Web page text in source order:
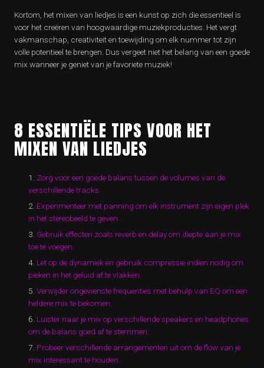
Kortom, het mixen van liedjes is een kunst op zich die essentieel is
voor het creëren van hoogwaardige muziekproducties. Het vergt
vakmanschap, creativiteit en toewijding om elk nummer tot zijn
volle potentieel te brengen. Dus vergeet niet het belang van een goede
mix wanneer je geniet van je favoriete muziek!
8 ESSENTIËLE TIPS VOOR HET
MIXEN VAN LIEDJES
Zorg voor een goede balans tussen de volumes van de
verschillende tracks.
Experimenteer met panning om elk instrument zijn eigen plek
in het stereobeeld te geven.
Gebruik effecten zoals reverb en delay om diepte aan je mix
toe te voegen.
Let op de dynamiek en gebruik compressie indien nodig om
pieken in het geluid af te vlakken.
Verwijder ongewenste frequenties met behulp van EQ om een
heldere mix te bekomen.
Luister naar je mix op verschillende speakers en headphones
om de balans goed af te stemmen.
Probeer verschillende arrangementen uit om de flow van je
mix interessant te houden.